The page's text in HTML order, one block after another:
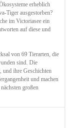
erheblich
Tiger ausgestorben?
im Victoriasee ein
auf diese und
von 69 Tierarten, die
sind. Die
und ihre Geschichten
und machen
großen